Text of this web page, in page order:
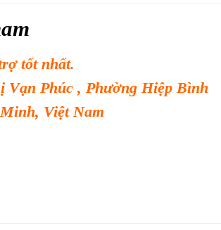
tốt nhất.
Phúc , Phường Hiệp Bình
Việt Nam